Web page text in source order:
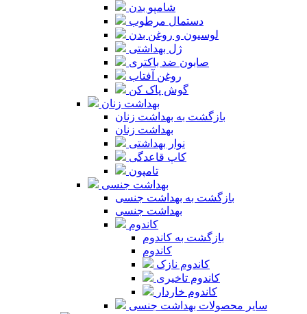
شامپو بدن
دستمال مرطوب
لوسیون و روغن بدن
ژل بهداشتی
صابون ضد باکتری
روغن آفتاب
گوش پاک کن
بهداشت زنان
بازگشت به بهداشت زنان
بهداشت زنان
نوار بهداشتی
کاپ قاعدگی
تامپون
بهداشت جنسی
بازگشت به بهداشت جنسی
بهداشت جنسی
کاندوم
بازگشت به کاندوم
کاندوم
کاندوم نازک
کاندوم تاخیری
کاندوم خاردار
سایر محصولات بهداشت جنسی